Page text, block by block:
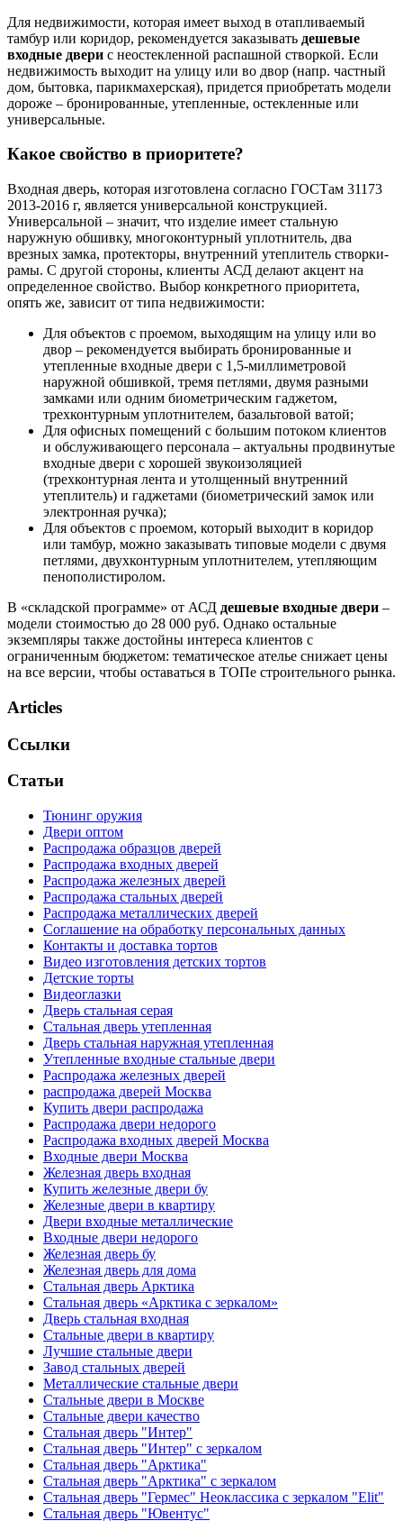
Для недвижимости, которая имеет выход в отапливаемый
тамбур или коридор, рекомендуется заказывать дешевые
входные двери с неостекленной распашной створкой. Если
недвижимость выходит на улицу или во двор (напр. частный
дом, бытовка, парикмахерская), придется приобретать модели
дороже – бронированные, утепленные, остекленные или
универсальные.
Какое свойство в приоритете?
Входная дверь, которая изготовлена согласно ГОСТам 31173
2013-2016 г, является универсальной конструкцией.
Универсальной – значит, что изделие имеет стальную
наружную обшивку, многоконтурный уплотнитель, два
врезных замка, протекторы, внутренний утеплитель створки-
рамы. С другой стороны, клиенты АСД делают акцент на
определенное свойство. Выбор конкретного приоритета,
опять же, зависит от типа недвижимости:
Для объектов с проемом, выходящим на улицу или во
двор – рекомендуется выбирать бронированные и
утепленные входные двери с 1,5-миллиметровой
наружной обшивкой, тремя петлями, двумя разными
замками или одним биометрическим гаджетом,
трехконтурным уплотнителем, базальтовой ватой;
Для офисных помещений с большим потоком клиентов
и обслуживающего персонала – актуальны продвинутые
входные двери с хорошей звукоизоляцией
(трехконтурная лента и утолщенный внутренний
утеплитель) и гаджетами (биометрический замок или
электронная ручка);
Для объектов с проемом, который выходит в коридор
или тамбур, можно заказывать типовые модели с двумя
петлями, двухконтурным уплотнителем, утепляющим
пенополистиролом.
В «складской программе» от АСД дешевые входные двери –
модели стоимостью до 28 000 руб. Однако остальные
экземпляры также достойны интереса клиентов с
ограниченным бюджетом: тематическое ателье снижает цены
на все версии, чтобы оставаться в ТОПе строительного рынка.
Articles
Ссылки
Статьи
Тюнинг оружия
Двери оптом
Распродажа образцов дверей
Распродажа входных дверей
Распродажа железных дверей
Распродажа стальных дверей
Распродажа металлических дверей
Соглашение на обработку персональных данных
Контакты и доставка тортов
Видео изготовления детских тортов
Детские торты
Видеоглазки
Дверь стальная серая
Стальная дверь утепленная
Дверь стальная наружная утепленная
Утепленные входные стальные двери
Распродажа железных дверей
распродажа дверей Москва
Купить двери распродажа
Распродажа двери недорого
Распродажа входных дверей Москва
Входные двери Москва
Железная дверь входная
Купить железные двери бу
Железные двери в квартиру
Двери входные металлические
Входные двери недорого
Железная дверь бу
Железная дверь для дома
Стальная дверь Арктика
Стальная дверь «Арктика с зеркалом»
Дверь стальная входная
Стальные двери в квартиру
Лучшие стальные двери
Завод стальных дверей
Металлические стальные двери
Стальные двери в Москве
Стальные двери качество
Стальная дверь "Интер"
Стальная дверь "Интер" с зеркалом
Стальная дверь "Арктика"
Стальная дверь "Арктика" с зеркалом
Стальная дверь "Гермес" Неоклассика с зеркалом "Elit"
Стальная дверь "Ювентус"